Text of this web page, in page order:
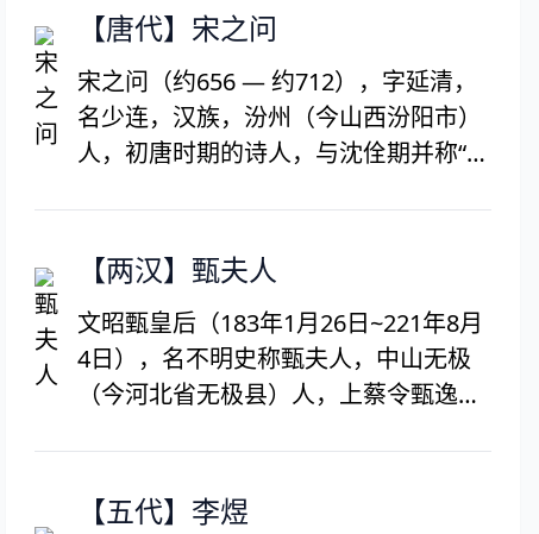
【唐代】宋之问
宋之问（约656 — 约712），字延清，
名少连，汉族，汾州（今山西汾阳市）
人，初唐时期的诗人，与沈佺期并称“沈
学的宋之问深得赏识，被召入文学馆，
（681）， 与杨炯一起进入崇文馆任学
士。与陈子昂、卢藏用、司马承祯、王
适、毕构、李白、孟浩然、王维、贺知
【两汉】甄夫人
文昭甄皇后（183年1月26日~221年8月
4日），名不明史称甄夫人，中山无极
（今河北省无极县）人，上蔡令甄逸之
凡，有《甄皇后诗选》，其中《塘上
【五代】李煜